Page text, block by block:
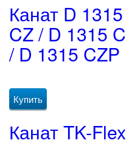
Канат D 1315
CZ / D 1315 C
/ D 1315 CZP
Купить
Канат TK-Flex